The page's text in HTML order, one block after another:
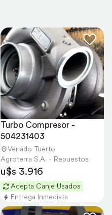
Turbo Compresor -
504231403
Venado Tuerto
Agroterra S.A. - Repuestos
u$s 3.916
Acepta Canje Usados
Entrega Inmediata